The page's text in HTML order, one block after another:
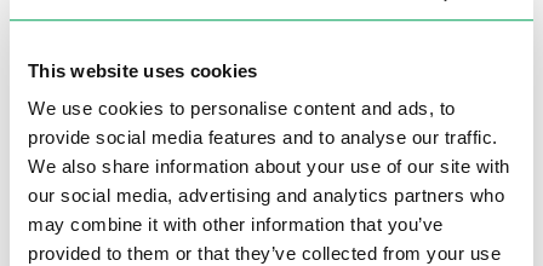
This website uses cookies
We use cookies to personalise content and ads, to
provide social media features and to analyse our traffic.
We also share information about your use of our site with
our social media, advertising and analytics partners who
may combine it with other information that you’ve
provided to them or that they’ve collected from your use
Technische gegevens
Voltage
Motorvermogen
1,1 / 1,4 kW
Boorcapaciteit
Ø30 mm
Tapcapaciteit
M25
Boorspil MT
MT3